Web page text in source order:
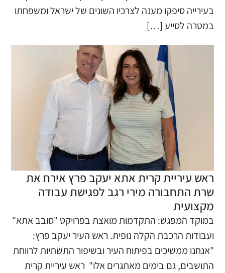
בעירייה סיפקו מענה לצרכיו השונים של ישראל ומשפחתו
במטרה לסייע […]
ראש עיריית קרית אתא יעקב פרץ אירח את
שרת התחבורה מירי רגב לפגישת עבודה
מקצועית
​במוקד המפגש: התקדמות מואצת בפרויקט "סובב אתא"
ועבודות הרכבת הקלה נופית. ראש העיר יעקב פרץ:
"אנחנו ממשיכים בפיתוח העיר ובשיפור התשתיות לרווחת
התושבים, גם בימים מאתגרים אלו" ​ ראש עיריית קרית